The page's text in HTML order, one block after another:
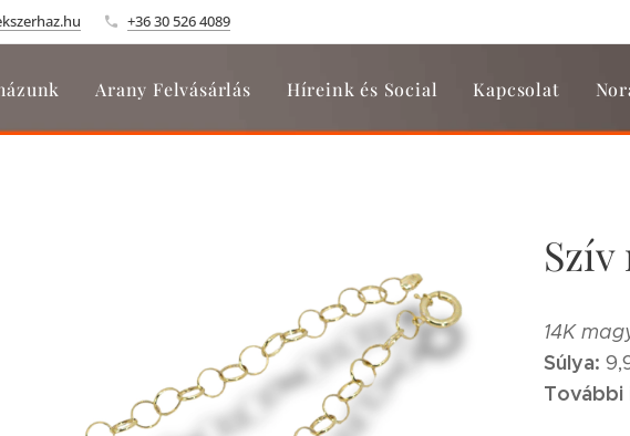
+36 30 526 4089
Arany Felvásárlás Híreink és Social Kapcsolat
14K
Súlya:
További